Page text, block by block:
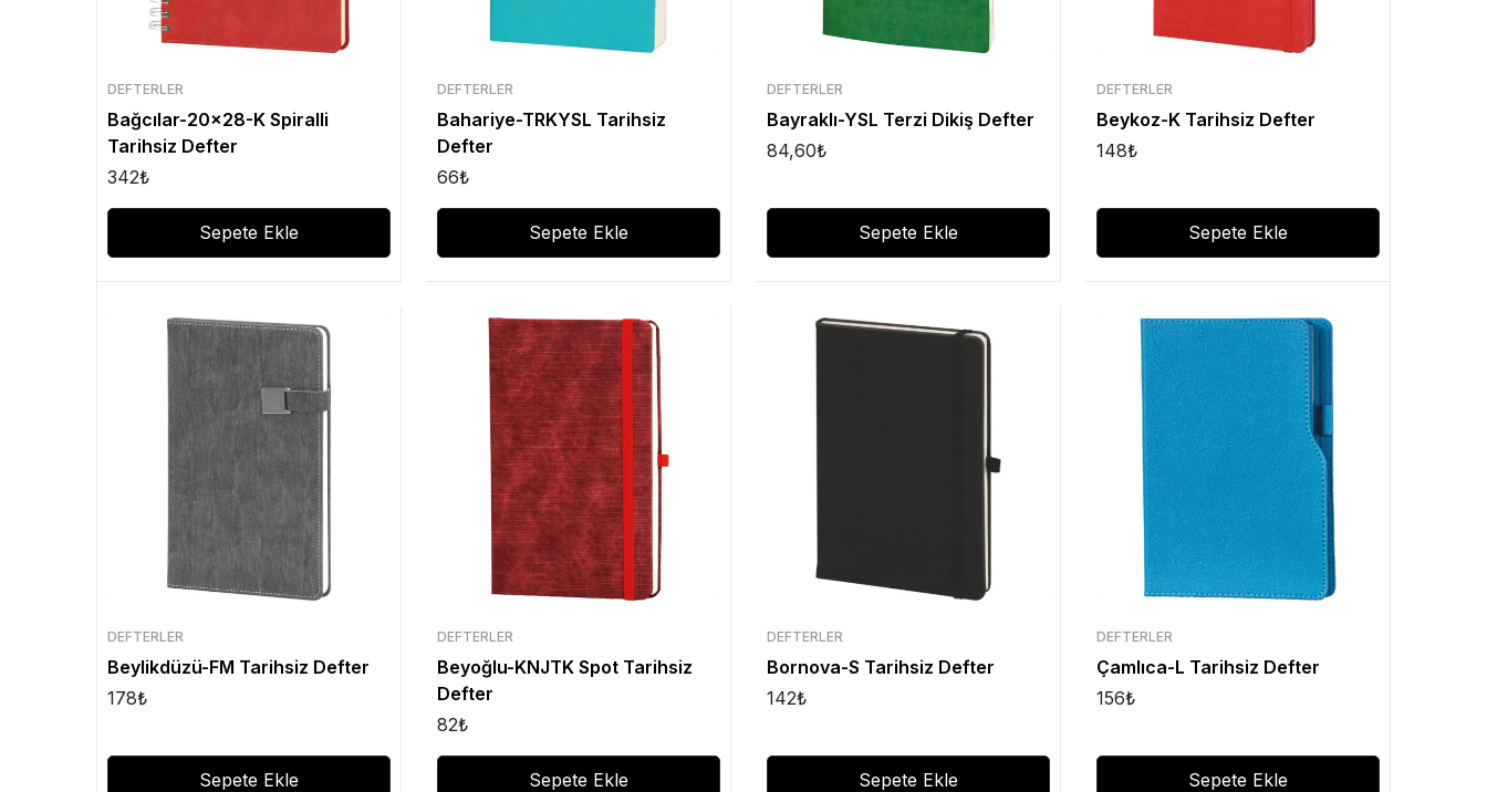
DEFTERLER
Bağcılar-20×28-K Spiralli
Tarihsiz Defter
342₺
Sepete Ekle
DEFTERLER
Bahariye-TRKYSL Tarihsiz
Defter
66₺
Sepete Ekle
DEFTERLER
Bayraklı-YSL Terzi Dikiş Defter
84,60₺
Sepete Ekle
DEFTERLER
Beykoz-K Tarihsiz Defter
148₺
Sepete Ekle
DEFTERLER
Beylikdüzü-FM Tarihsiz Defter
178₺
Sepete Ekle
DEFTERLER
Beyoğlu-KNJTK Spot Tarihsiz
Defter
82₺
Sepete Ekle
DEFTERLER
Bornova-S Tarihsiz Defter
142₺
Sepete Ekle
DEFTERLER
Çamlıca-L Tarihsiz Defter
156₺
Sepete Ekle